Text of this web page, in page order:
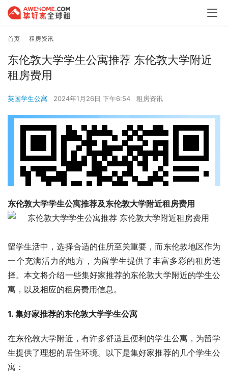
首页 租房资讯
东伦敦大学学生公寓推荐 东伦敦大学附近
租房费用
英国学生公寓 2024年1月26日 下午6:54 租房资讯
东伦敦大学学生公寓推荐及东伦敦大学附近租房费用
留学生活中，选择合适的住所至关重要，而东伦敦地区作为
一个充满活力的地方，为留学生提供了丰富多彩的租房选
择。本文将介绍一些集好家推荐的东伦敦大学附近的学生公
寓，以及相应的租房费用信息。
1. 集好家推荐的东伦敦大学学生公寓
在东伦敦大学附近，有许多舒适且便利的学生公寓，为留学
生提供了理想的居住环境。以下是集好家推荐的几个学生公
寓：